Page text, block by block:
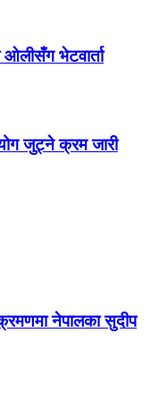
ओलीसँग भेटवार्ता
जुट्ने क्रम जारी
नेपालका सुदीप